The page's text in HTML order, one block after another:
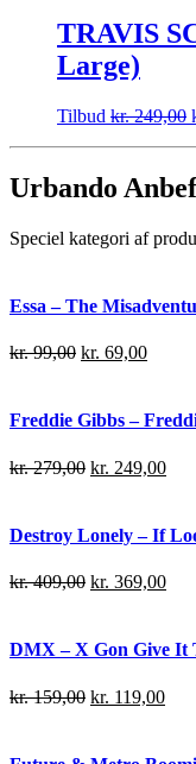
TRAVIS
Large)
Tilbud kr.249,00
Urbando
Speciel kategori af
Essa – The
kr.99,00 kr. 69,00
Freddie Gibbs –
kr.279,00 kr. 249,00
Destroy Lonely – If
kr.409,00 kr. 369,00
DMX – X Gon Give It
kr.159,00 kr. 119,00